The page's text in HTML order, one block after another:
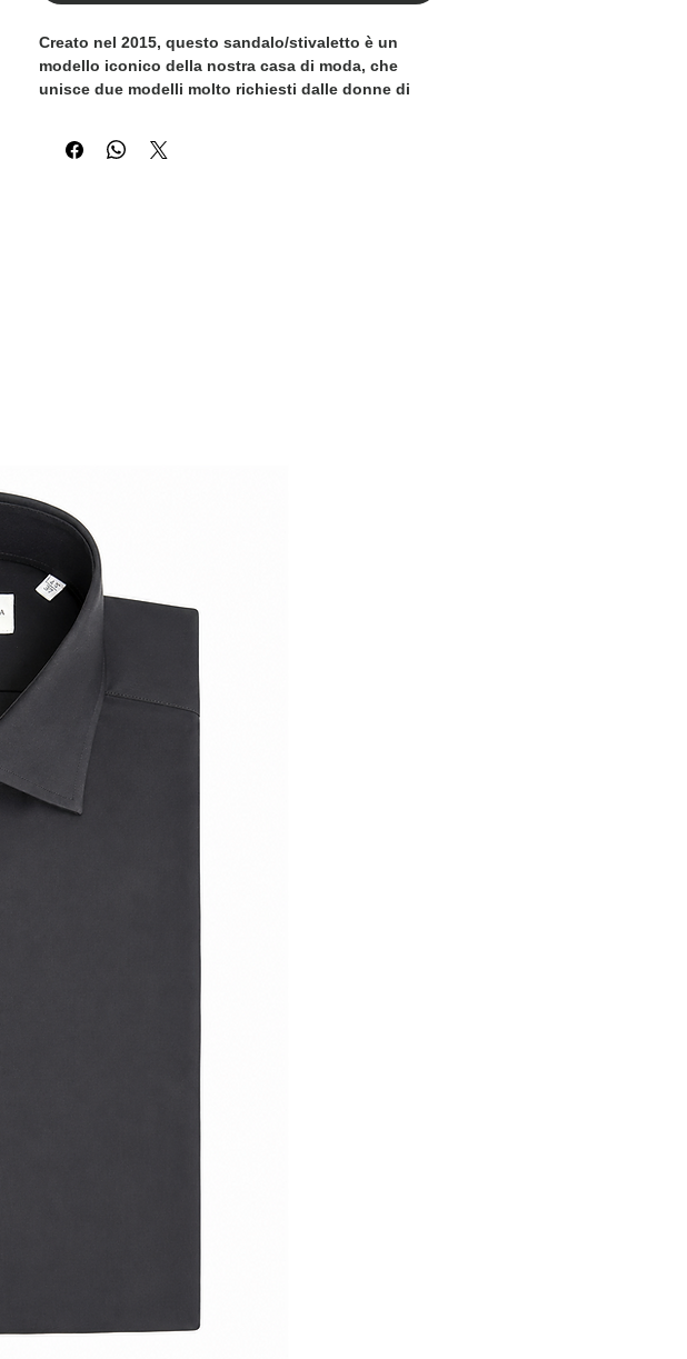
Creato nel 2015, questo sandalo/stivaletto è un
modello iconico della nostra casa di moda, che
unisce due modelli molto richiesti dalle donne di
marrone cioccolato si fonde armoniosamente con la